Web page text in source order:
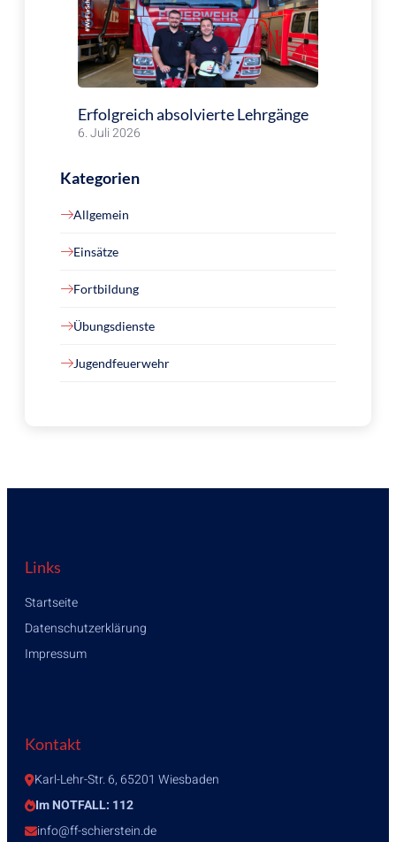
Erfolgreich absolvierte Lehrgänge
6. Juli 2026
Kategorien
Allgemein
Einsätze
Fortbildung
Übungsdienste
Jugendfeuerwehr
Links
Startseite
Datenschutzerklärung
Impressum
Kontakt
Karl-Lehr-Str. 6, 65201 Wiesbaden
Im NOTFALL: 112
info@ff-schierstein.de